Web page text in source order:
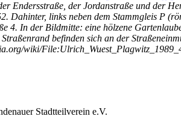
Endersstraße, der Jordanstraße und der
Dahinter, links neben dem Stammgleis P
4. In der Bildmitte: eine hölzene
befinden sich an der
wiki/
Stadtteilverein e.V.